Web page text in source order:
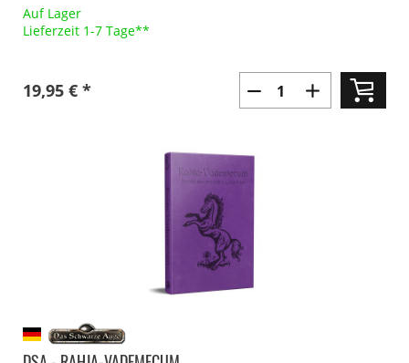
Auf Lager
Lieferzeit 1-7 Tage**
19,95 € *